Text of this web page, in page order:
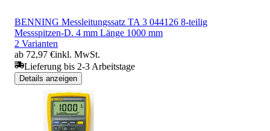
BENNING Messleitungssatz TA 3 044126 8-teilig
Messspitzen-D. 4 mm Länge 1000 mm
2 Varianten
ab 72,97 €inkl. MwSt.
Lieferung bis 2-3 Arbeitstage
Details anzeigen